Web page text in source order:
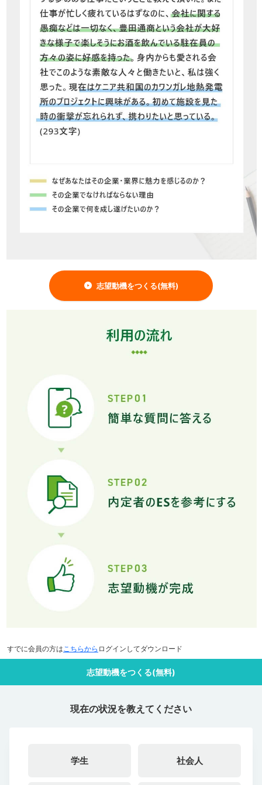
志望動機をつくる(無料)
すでに会員の方はこちらから ログインしてダウンロード
志望動機をつくる(無料)
現在の状況を教えてください
学生 社会人